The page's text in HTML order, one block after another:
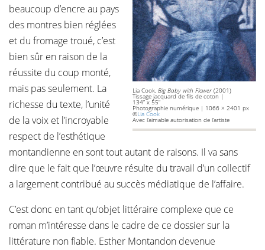
Lia Cook, Big Baby with Flower (2001)
Tissage jacquard de fils de coton |
134” x 55”
Photographie numérique | 1066 × 2401 px
©Lia Cook
Avec l’aimable autorisation de l’artiste
beaucoup d’encre au pays
des montres bien réglées
et du fromage troué, c’est
bien sûr en raison de la
réussite du coup monté,
mais pas seulement. La
richesse du texte, l’unité
de la voix et l’incroyable
respect de l’esthétique
montandienne en sont tout autant de raisons. Il va sans
dire que le fait que l’œuvre résulte du travail d’un collectif
a largement contribué au succès médiatique de l’affaire.
C’est donc en tant qu’objet littéraire complexe que ce
roman m’intéresse dans le cadre de ce dossier sur la
littérature non fiable. Esther Montandon devenue